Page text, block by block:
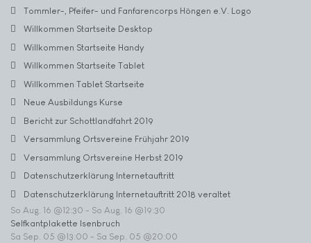
Tommler-, Pfeifer- und Fanfarencorps Höngen e.V. Logo
Willkommen Startseite Desktop
Willkommen Startseite Handy
Willkommen Startseite Tablet
Willkommen Tablet Startseite
Neue Ausbildungs Kurse
Bericht zur Schottlandfahrt 2019
Versammlung Ortsvereine Frühjahr 2019
Versammlung Ortsvereine Herbst 2019
Datenschutzerklärung Internetauftritt
Datenschutzerklärung Internetauftritt 2018 veraltet
So Aug. 16 @12:30 - So Aug. 16 @19:30
Selfkantplakette Isenbruch
Sa Sep. 05 @13:00 - Sa Sep. 05 @20:00